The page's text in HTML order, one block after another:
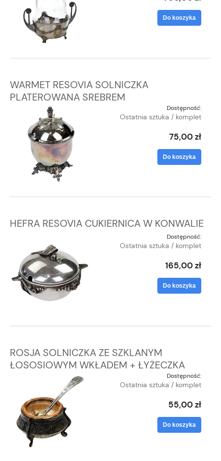
Do koszyka
WARMET RESOVIA SOLNICZKA
PLATEROWANA SREBREM
Dostępność:
Ostatnia sztuka / komplet
75,00 zł
Do koszyka
HEFRA RESOVIA CUKIERNICA W KONWALIE
Dostępność:
Ostatnia sztuka / komplet
165,00 zł
Do koszyka
ROSJA SOLNICZKA ZE SZKLANYM
ŁOSOSIOWYM WKŁADEM + ŁYŻECZKA
Dostępność:
Ostatnia sztuka / komplet
55,00 zł
Do koszyka